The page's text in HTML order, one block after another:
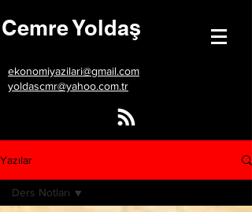
Cemre Yoldaş
ekonomiyazilari@gmail.com
yoldascmr@yahoo.com.tr
Yazılar
Ders Notları